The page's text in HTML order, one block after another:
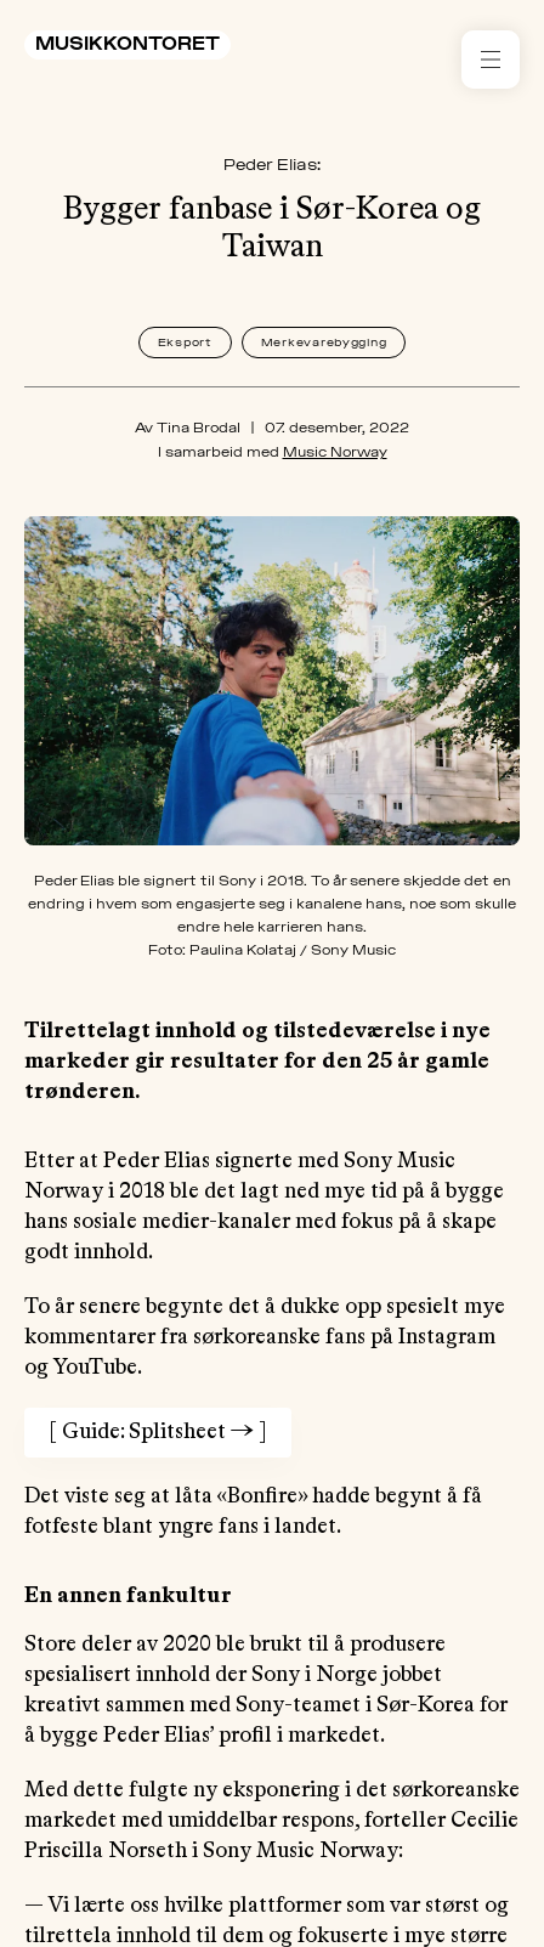
MUSIKKONTORET
OM
Peder Elias:
Bygger fanbase i Sør-Korea og
Taiwan
Eksport Merkevarebygging
Av Tina Brodal
07. desember, 2022
I samarbeid med Music Norway
Peder Elias ble signert til Sony i 2018. To år senere skjedde det en
endring i hvem som engasjerte seg i kanalene hans, noe som skulle
endre hele karrieren hans.
Foto: Paulina Kolataj / Sony Music
Tilrettelagt innhold og tilstedeværelse i nye
markeder gir resultater for den 25 år gamle
trønderen.
Etter at Peder Elias signerte med Sony Music
Norway i 2018 ble det lagt ned mye tid på å bygge
hans sosiale medier-kanaler med fokus på å skape
godt innhold.
To år senere begynte det å dukke opp spesielt mye
kommentarer fra sørkoreanske fans på Instagram
og YouTube.
Guide: Splitsheet →
Det viste seg at låta «Bonfire» hadde begynt å få
fotfeste blant yngre fans i landet.
En annen fankultur
Store deler av 2020 ble brukt til å produsere
spesialisert innhold der Sony i Norge jobbet
kreativt sammen med Sony-teamet i Sør-Korea for
å bygge Peder Elias’ profil i markedet.
Med dette fulgte ny eksponering i det sørkoreanske
markedet med umiddelbar respons, forteller Cecilie
Priscilla Norseth i Sony Music Norway:
— Vi lærte oss hvilke plattformer som var størst og
tilrettela innhold til dem og fokuserte i mye større